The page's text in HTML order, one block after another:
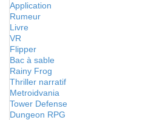
Application
Rumeur
Livre
VR
Flipper
Bac à sable
Rainy Frog
Thriller narratif
Metroidvania
Tower Defense
Dungeon RPG